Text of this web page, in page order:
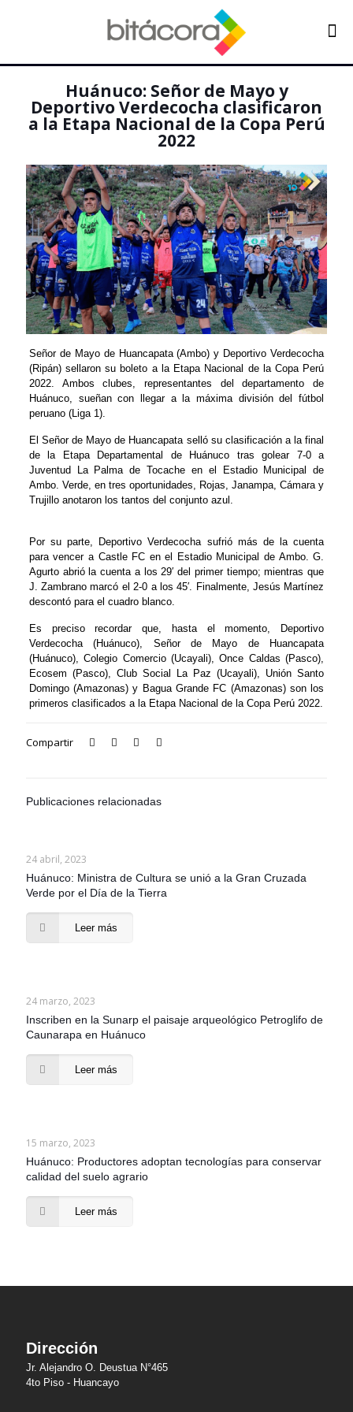
Huánuco: Señor de Mayo y
Deportivo Verdecocha clasificaron
a la Etapa Nacional de la Copa Perú
2022
Señor de Mayo de Huancapata (Ambo) y Deportivo Verdecocha
(Ripán) sellaron su boleto a la Etapa Nacional de la Copa Perú
2022. Ambos clubes, representantes del departamento de
Huánuco, sueñan con llegar a la máxima división del fútbol
peruano (Liga 1).
El Señor de Mayo de Huancapata selló su clasificación a la final
de la Etapa Departamental de Huánuco tras golear 7-0 a
Juventud La Palma de Tocache en el Estadio Municipal de
Ambo. Verde, en tres oportunidades, Rojas, Janampa, Cámara y
Trujillo anotaron los tantos del conjunto azul.
Por su parte, Deportivo Verdecocha sufrió más de la cuenta
para vencer a Castle FC en el Estadio Municipal de Ambo. G.
Agurto abrió la cuenta a los 29′ del primer tiempo; mientras que
J. Zambrano marcó el 2-0 a los 45′. Finalmente, Jesús Martínez
descontó para el cuadro blanco.
Es preciso recordar que, hasta el momento, Deportivo
Verdecocha (Huánuco), Señor de Mayo de Huancapata
(Huánuco), Colegio Comercio (Ucayali), Once Caldas (Pasco),
Ecosem (Pasco), Club Social La Paz (Ucayali), Unión Santo
Domingo (Amazonas) y Bagua Grande FC (Amazonas) son los
primeros clasificados a la Etapa Nacional de la Copa Perú 2022.
Compartir
Publicaciones relacionadas
24 abril, 2023
Huánuco: Ministra de Cultura se unió a la Gran Cruzada
Verde por el Día de la Tierra
Leer más
24 marzo, 2023
Inscriben en la Sunarp el paisaje arqueológico Petroglifo de
Caunarapa en Huánuco
Leer más
15 marzo, 2023
Huánuco: Productores adoptan tecnologías para conservar
calidad del suelo agrario
Leer más
Dirección
Jr. Alejandro O. Deustua N°465
4to Piso - Huancayo